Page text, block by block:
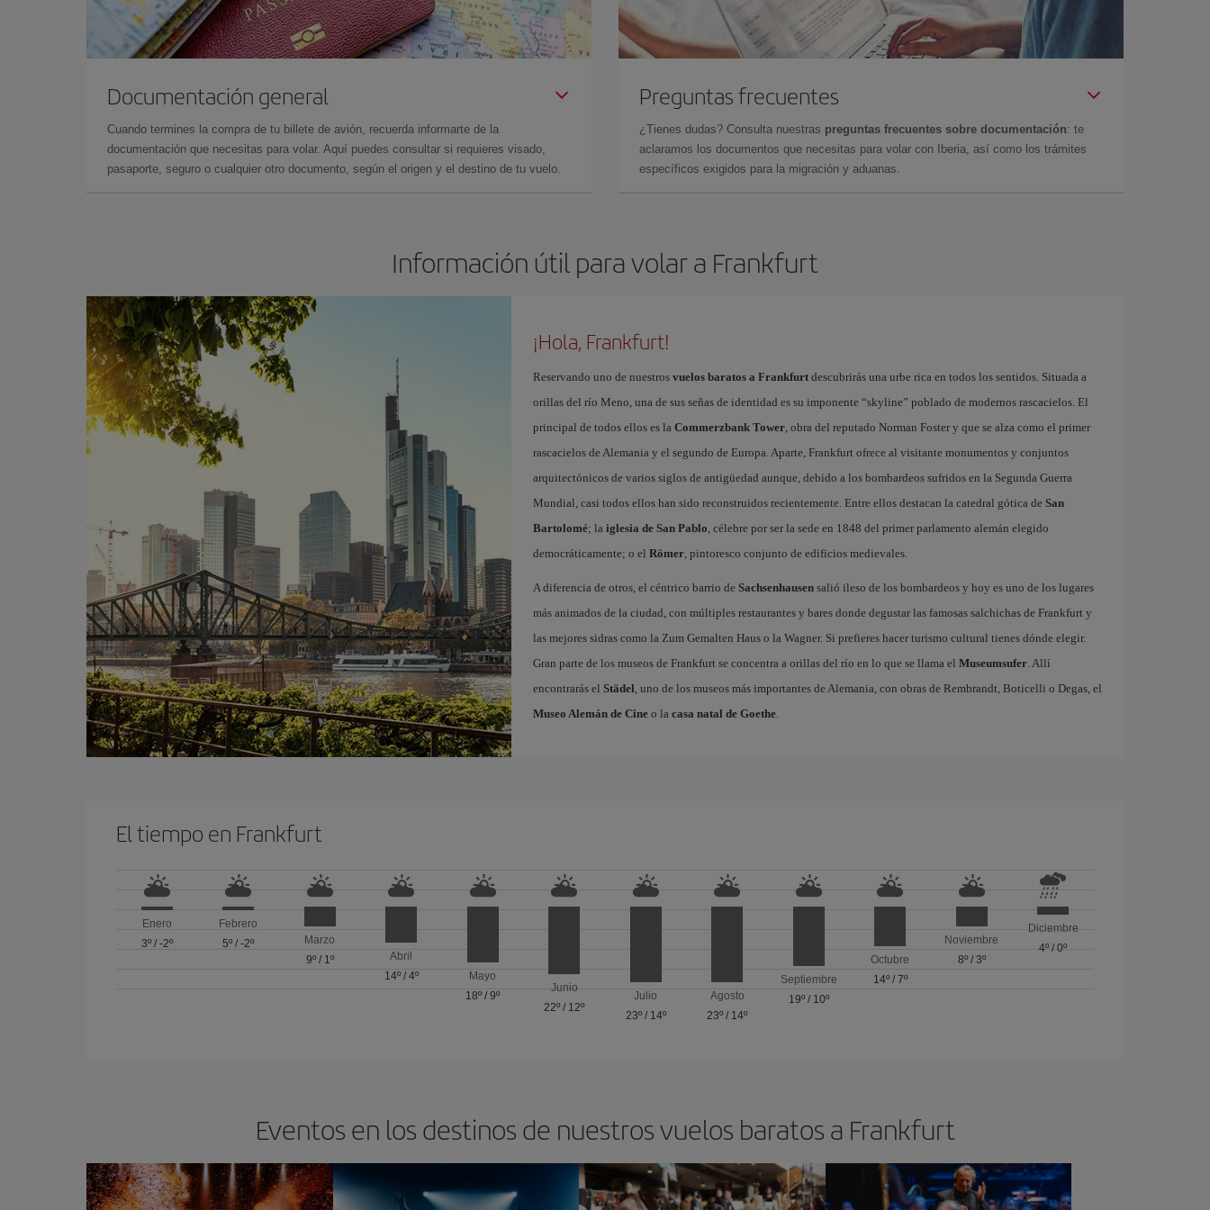
Documentación general
Cuando termines la compra de tu billete de avión, recuerda informarte de la
documentación que necesitas para volar. Aquí puedes consultar si requieres visado,
pasaporte, seguro o cualquier otro documento, según el origen y el destino de tu vuelo.
Preguntas frecuentes
¿Tienes dudas? Consulta nuestras preguntas frecuentes sobre documentación: te
aclaramos los documentos que necesitas para volar con Iberia, así como los trámites
específicos exigidos para la migración y aduanas.
Información útil para volar a Frankfurt
¡Hola, Frankfurt!
Reservando uno de nuestros vuelos baratos a Frankfurtdescubrirás una urbe rica en todos los sentidos. Situada a
orillas del río Meno, una de sus señas de identidad es su imponente “skyline” poblado de modernos rascacielos. El
principal de todos ellos es la Commerzbank Tower, obra del reputado Norman Foster y que se alza como el primer
rascacielos de Alemania y el segundo de Europa. Aparte, Frankfurt ofrece al visitante monumentos y conjuntos
arquitectónicos de varios siglos de antigüedad aunque, debido a los bombardeos sufridos en la Segunda Guerra
Mundial, casi todos ellos han sido reconstruidos recientemente. Entre ellos destacan la catedral gótica de San
Bartolomé; la iglesia de San Pablo, célebre por ser la sede en 1848 del primer parlamento alemán elegido
democráticamente; o el Römer, pintoresco conjunto de edificios medievales.
A diferencia de otros, el céntrico barrio de Sachsenhausensalió ileso de los bombardeos y hoy es uno de los lugares
más animados de la ciudad, con múltiples restaurantes y bares donde degustar las famosas salchichas de Frankfurt y
las mejores sidras como la Zum Gemalten Haus o la Wagner. Si prefieres hacer turismo cultural tienes dónde elegir.
Gran parte de los museos de Frankfurt se concentra a orillas del río en lo que se llama el Museumsufer. Allí
encontrarás el Städel, uno de los museos más importantes de Alemania, con obras de Rembrandt, Boticelli o Degas, el
Museo Alemán de Cineo la casa natal de Goethe.
El tiempo en Frankfurt
Enero
3º/ -2º
Febrero
5º /-2º
Marzo
9º/ 1º
Abril
14º/ 4º
Mayo
18º /9º
Junio
22º / 12º
Julio
23º/ 14º
Agosto
23º / 14º
Septiembre
19º/ 10º
Octubre
14º/ 7º
Noviembre
8º/ 3º
Diciembre
4º /0º
Eventos en los destinos de nuestros vuelos baratos a Frankfurt